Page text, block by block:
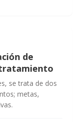
de
tratamiento
se trata de dos
metas,